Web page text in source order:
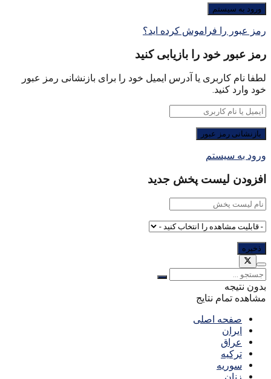
رمز عبور را فراموش کرده اید؟
رمز عبور خود را بازیابی کنید
لطفا نام کاربری یا آدرس ایمیل خود را برای بازنشانی رمز عبور
خود وارد کنید.
ورود به سیستم
افزودن لیست پخش جدید
بدون نتیجه
مشاهده تمام نتایج
صفحه اصلی
ایران
عراق
ترکیه
سوریه